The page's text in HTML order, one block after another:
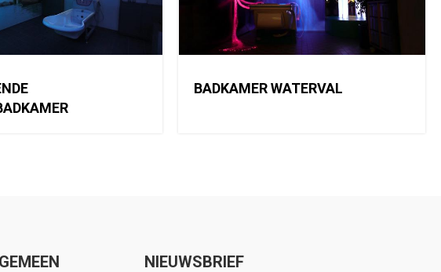
BADKAMER WATERVAL
NIEUWSBRIEF